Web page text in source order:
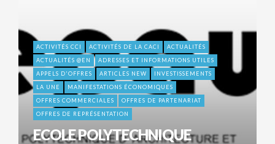
ACTIVITÉS CCI ACTIVITÉS DE LA CACI
ACTUALITÉS
ACTUALITÉS @EN
ADRESSES ET INFORMATIONS UTILES
APPELS D'OFFRES
ARTICLES NEW
INVESTISSEMENTS
LA UNE
MANIFESTATIONS ÉCONOMIQUES
OFFRES COMMERCIALES
OFFRES DE PARTENARIAT
OFFRES DE REPRÉSENTATION
ECOLE POLYTECHNIQUE